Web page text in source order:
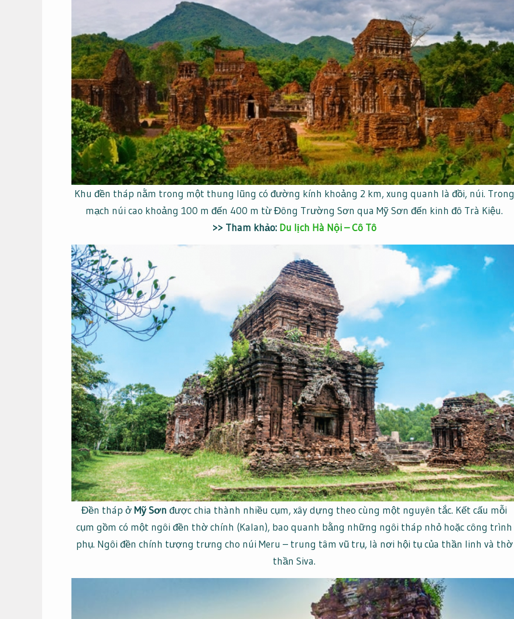
Khu đền tháp nằm trong một thung lũng có đường kính khoảng 2 km, xung quanh là đồi, núi. Trong
mạch núi cao khoảng 100 m đến 400 m từ Đông Trường Sơn qua Mỹ Sơn đến kinh đô Trà Kiệu.
>> Tham khảo:Du lịch Hà Nội – Cô Tô
Đền tháp ởMỹ Sơn được chia thành nhiều cụm, xây dựng theo cùng một nguyên tắc. Kết cấu mỗi
cụm gồm có một ngôi đền thờ chính (Kalan), bao quanh bằng những ngôi tháp nhỏ hoặc công trình
phụ. Ngôi đền chính tượng trưng cho núi Meru – trung tâm vũ trụ, là nơi hội tụ của thần linh và thờ
thần Siva.